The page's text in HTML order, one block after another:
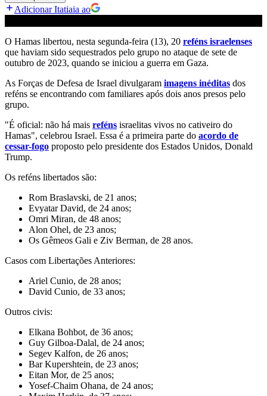
Adicionar Itatiaia ao
O Hamas libertou, nesta segunda-feira (13), 20 reféns israelenses
que haviam sido sequestrados pelo grupo no ataque de sete de
outubro de 2023, quando se iniciou a guerra em Gaza.
As Forças de Defesa de Israel divulgaram imagens inéditas dos
reféns se encontrando com familiares após dois anos presos pelo
grupo.
"É oficial: não há mais reféns israelitas vivos no cativeiro do
Hamas", celebrou Israel. Essa é a primeira parte do acordo de
cessar-fogo proposto pelo presidente dos Estados Unidos, Donald
Trump.
Os reféns libertados são:
Rom Braslavski, de 21 anos;
Evyatar David, de 24 anos;
Omri Miran, de 48 anos;
Alon Ohel, de 23 anos;
Os Gêmeos Gali e Ziv Berman, de 28 anos.
Casos com Libertações Anteriores:
Ariel Cunio, de 28 anos;
David Cunio, de 33 anos;
Outros civis:
Elkana Bohbot, de 36 anos;
Guy Gilboa-Dalal, de 24 anos;
Segev Kalfon, de 26 anos;
Bar Kupershtein, de 23 anos;
Eitan Mor, de 25 anos;
Yosef-Chaim Ohana, de 24 anos;